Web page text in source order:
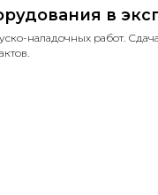
в
наладочных работ.